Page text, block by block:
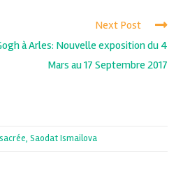
Next Post
à Arles: Nouvelle exposition du 4
Mars au 17 Septembre 2017
Saodat Ismailova